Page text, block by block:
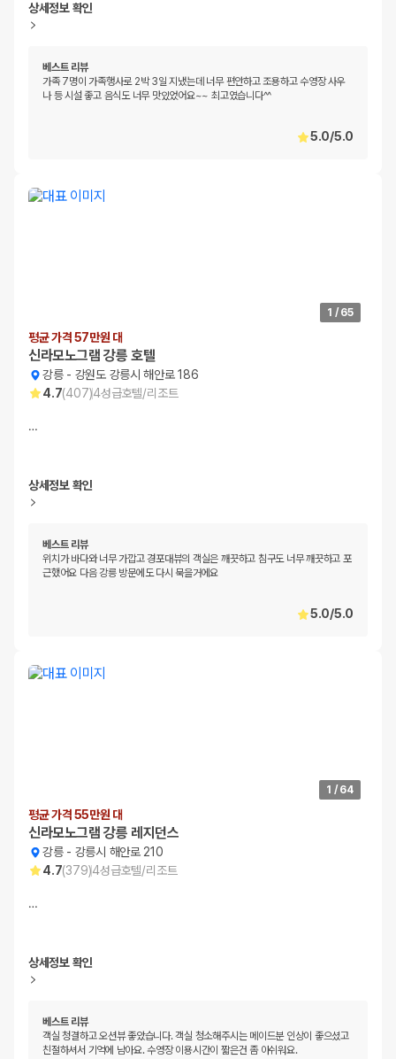
상세정보 확인
베스트 리뷰
가족 7명이 가족행사로 2박 3일 지냈는데 너무 편안하고 조용하고 수영장 사우
나 등 시설 좋고 음식도 너무 맛있었어요~~ 최고였습니다^^
5.0/5.0
1 / 65
평균 가격 57만원 대
신라모노그램 강릉 호텔
강릉- 강원도 강릉시 해안로 186
4.7(407)4성급호텔/리조트
…
상세정보 확인
베스트 리뷰
위치가 바다와 너무 가깝고 경포대뷰의 객실은 깨끗하고 침구도 너무 깨끗하고 포
근했어요 다음 강릉 방문에도 다시 묵을거에요
5.0/5.0
1 / 64
평균 가격 55만원 대
신라모노그램 강릉 레지던스
강릉- 강릉시 해안로 210
4.7(379)4성급호텔/리조트
…
상세정보 확인
베스트 리뷰
객실 청결하고 오션뷰 좋았습니다. 객실 청소해주시는 메이드분 인상이 좋으셨고
친절하셔서 기억에 남아요. 수영장 이용시간이 짧은건 좀 아쉬워요.